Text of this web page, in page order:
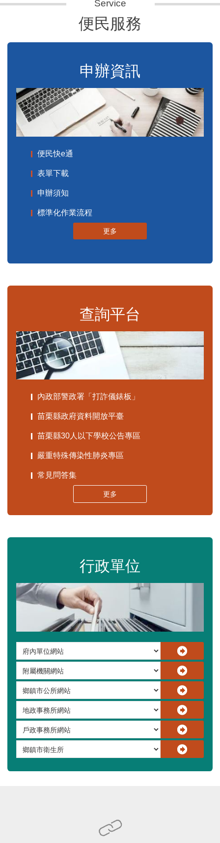
便民服務
申辦資訊
便民快e通
表單下載
申辦須知
標準化作業流程
更多
查詢平台
內政部警政署「打詐儀錶板」
苗栗縣政府資料開放平臺
苗栗縣30人以下學校公告專區
嚴重特殊傳染性肺炎專區
常見問答集
更多
行政單位